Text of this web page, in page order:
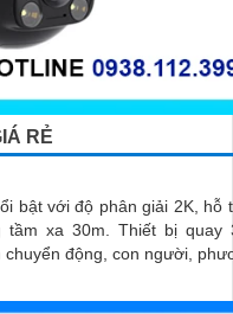
RẺ
bật với độ phân giải 2K, hỗ
bị quay 355° và
chuyển động, con người,